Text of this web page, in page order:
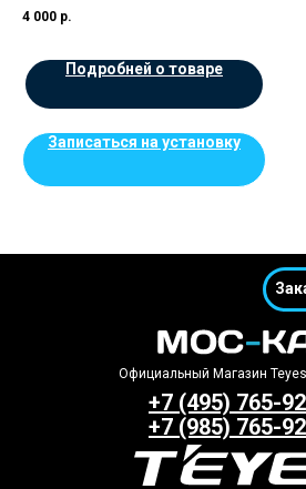
4 000 р.
Подробней о товаре
Записаться на установку
+7 (495) 765-
+7 (985) 765-
Официальный Магазин